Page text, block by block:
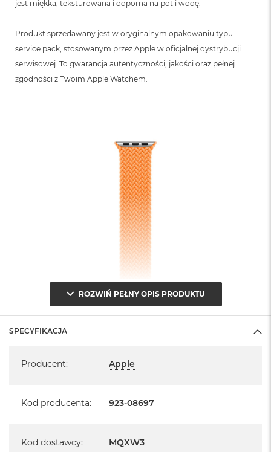
jest miękka, teksturowana i odporna na pot i wodę.
Produkt sprzedawany jest w oryginalnym opakowaniu typu
service pack, stosowanym przez Apple w oficjalnej dystrybucji
serwisowej. To gwarancja autentyczności, jakości oraz pełnej
zgodności z Twoim Apple Watchem.
ROZWIŃ PEŁNY OPIS PRODUKTU
SPECYFIKACJA
Producent: Apple
Kod producenta: 923-08697
Kod dostawcy: MQXW3